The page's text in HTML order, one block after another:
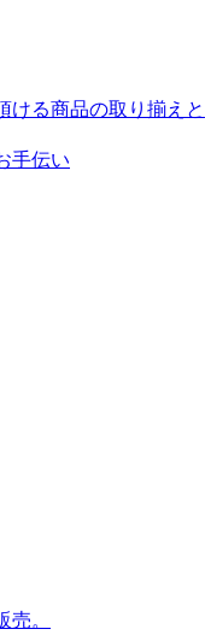
ける商品の取り揃えと
手伝い
。